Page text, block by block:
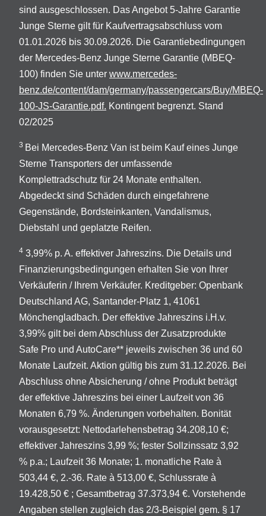
sind ausgeschlossen. Das Angebot 5-Jahre Garantie
Junge Sterne gilt für Kaufvertragsabschluss vom
01.01.2026 bis 30.09.2026. Die Garantiebedingungen
der Mercedes-Benz Junge Sterne Garantie (MBEQ-
100) finden Sie unter www.mercedes-
benz.de/content/dam/germany/passengercars/Buy/MBEQ-
100-JS-Garantie.pdf. Kontingent begrenzt. Stand
02/2025
3 Bei Mercedes-Benz Van ist beim Kauf eines Junge
Sterne Transporters der umfassende
Komplettradschutz für 24 Monate enthalten.
Abgedeckt sind Schäden durch eingefahrene
Gegenstände, Bordsteinkanten, Vandalismus,
Diebstahl und geplatzte Reifen.
4 3,99% p. A. effektiver Jahreszins. Die Details und
Finanzierungsbedingungen erhalten Sie von Ihrer
Verkäuferin / Ihrem Verkäufer. Kreditgeber: Openbank
Deutschland AG, Santander-Platz 1, 41061
Mönchengladbach. Der effektive Jahreszins i.H.v.
3,99% gilt bei dem Abschluss der Zusatzprodukte
Safe Pro und AutoCare** jeweils zwischen 36 und 60
Monate Laufzeit. Aktion gültig bis zum 31.12.2026. Bei
Abschluss ohne Absicherung / ohne Produkt beträgt
der effektive Jahreszins bei einer Laufzeit von 36
Monaten 6,79 %. Änderungen vorbehalten. Bonität
vorausgesetzt: Nettodarlehensbetrag 34.208,10 €;
effektiver Jahreszins 3,99 %; fester Sollzinssatz 3,92
% p.a.; Laufzeit 36 Monate; 1. monatliche Rate à
503,44 €, 2.-36. Rate à 513,00 €, Schlussrate à
19.428,50 € ; Gesamtbetrag 37.373,94 €. Vorstehende
Angaben stellen zugleich das 2/3-Beispiel gem. § 17